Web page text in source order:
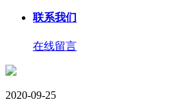
联系我们
在线留言
2020-09-25